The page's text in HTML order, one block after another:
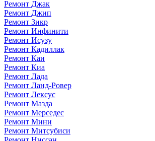
Ремонт Джак
Ремонт Джип
Ремонт Зикр
Ремонт Инфинити
Ремонт Исузу
Ремонт Кадиллак
Ремонт Каи
Ремонт Киа
Ремонт Лада
Ремонт Ланд-Ровер
Ремонт Лексус
Ремонт Мазда
Ремонт Мерседес
Ремонт Мини
Ремонт Митсубиси